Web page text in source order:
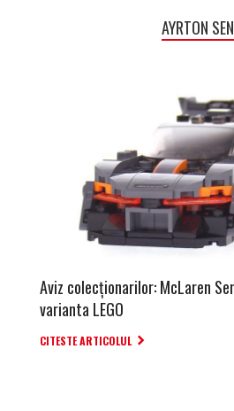
AYRTON
Aviz colecționarilor: McLaren
varianta LEGO
CITESTE ARTICOLUL